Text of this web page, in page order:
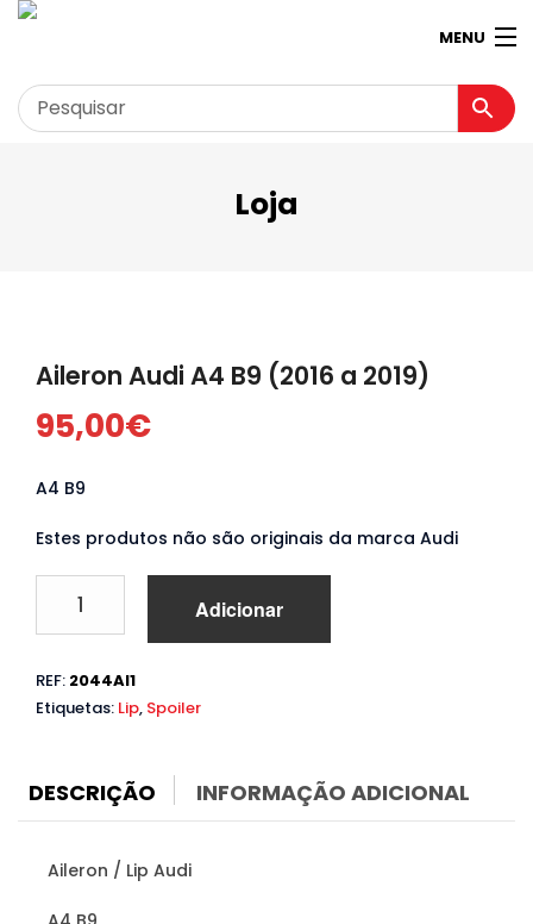
MENU
Garagem
Loja Virtual 360º
Loja
Aileron Audi A4 B9 (2016 a 2019)
95,00€
A4 B9
Estes produtos não são originais da marca Audi
Aileron
A4
B9
2019)
Adicionar
REF: 2044AI1
Etiquetas: Lip, Spoiler
DESCRIÇÃO INFORMAÇÃO ADICIONAL
Aileron / Lip Audi